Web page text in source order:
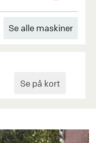
Se alle maskiner